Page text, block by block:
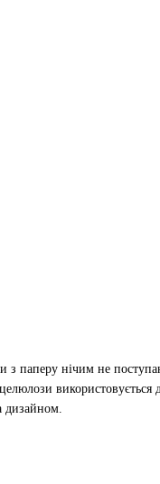
паперу нічим не
дизайном.